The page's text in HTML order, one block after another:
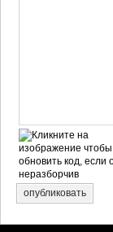
опубликовать